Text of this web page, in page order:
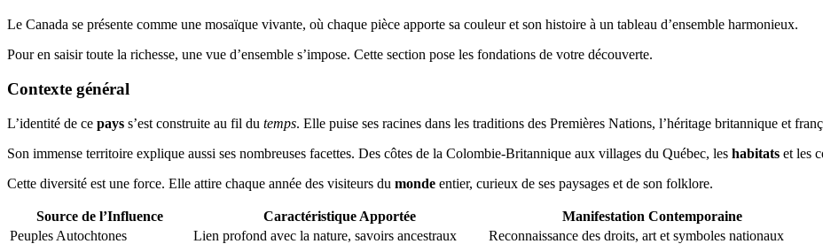
Le Canada se présente comme une mosaïque vivante, où chaque pièce apporte sa couleur et son histoire à un tableau d’ensemble harmonieux.
Pour en saisir toute la richesse, une vue d’ensemble s’impose. Cette section pose les fondations de votre découverte.
Contexte général
L’identité de ce pays s’est construite au fil du temps. Elle puise ses racines dans les traditions des Premières Nations, l’héritage britannique et
Son immense territoire explique aussi ses nombreuses facettes. Des côtes de la Colombie-Britannique aux villages du Québec, les habitats et les
Cette diversité est une force. Elle attire chaque année des visiteurs du monde entier, curieux de ses paysages et de son folklore.
Source de l’Influence Caractéristique Apportée
Manifestation Contemporaine
Peuples Autochtones
Lien profond avec la nature, savoirs ancestraux
Reconnaissance des droits, art et symboles nationaux